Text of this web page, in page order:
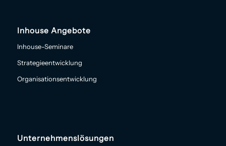
Inhouse Angebote
Inhouse-Seminare
Strategieentwicklung
Organisationsentwicklung
Unternehmenslösungen